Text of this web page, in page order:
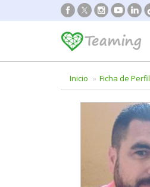
Inicio Ficha de Perfil